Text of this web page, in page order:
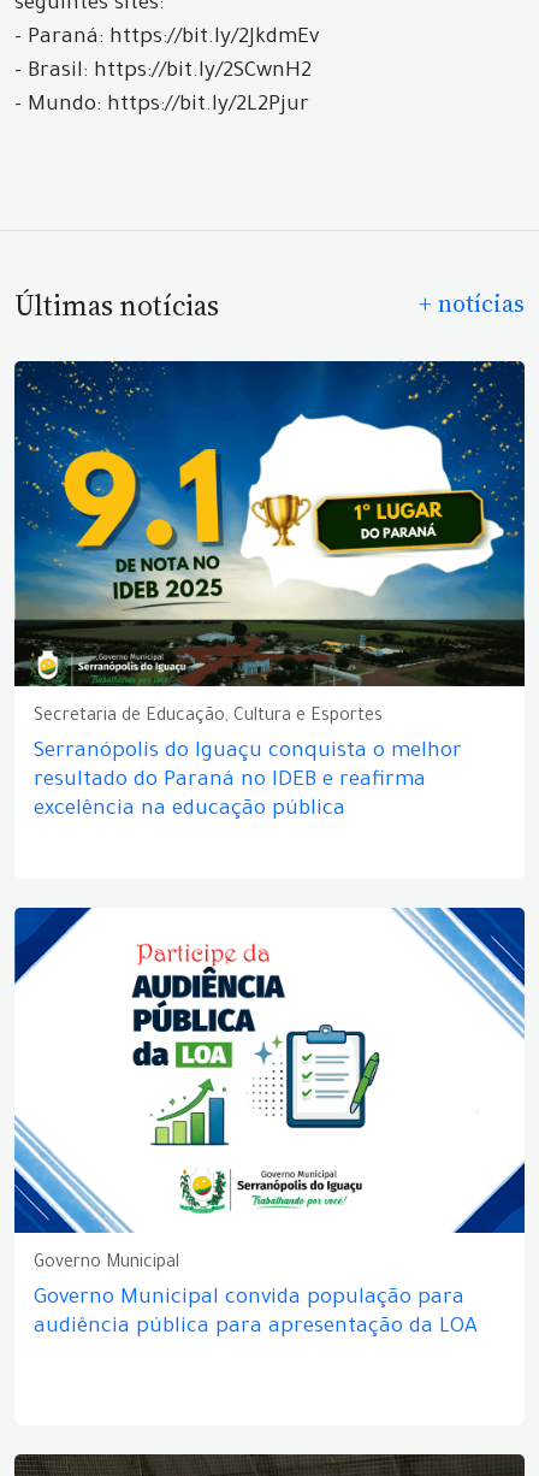
seguintes sites:
- Paraná: https://bit.ly/2JkdmEv
- Brasil: https://bit.ly/2SCwnH2
- Mundo: https://bit.ly/2L2Pjur
Últimas notícias + notícias
Secretaria de Educação, Cultura e Esportes
Serranópolis do Iguaçu conquista o melhor
resultado do Paraná no IDEB e reafirma
excelência na educação pública
Governo Municipal
Governo Municipal convida população para
audiência pública para apresentação da LOA